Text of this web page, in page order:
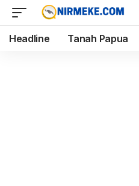
Headline Tanah Papua